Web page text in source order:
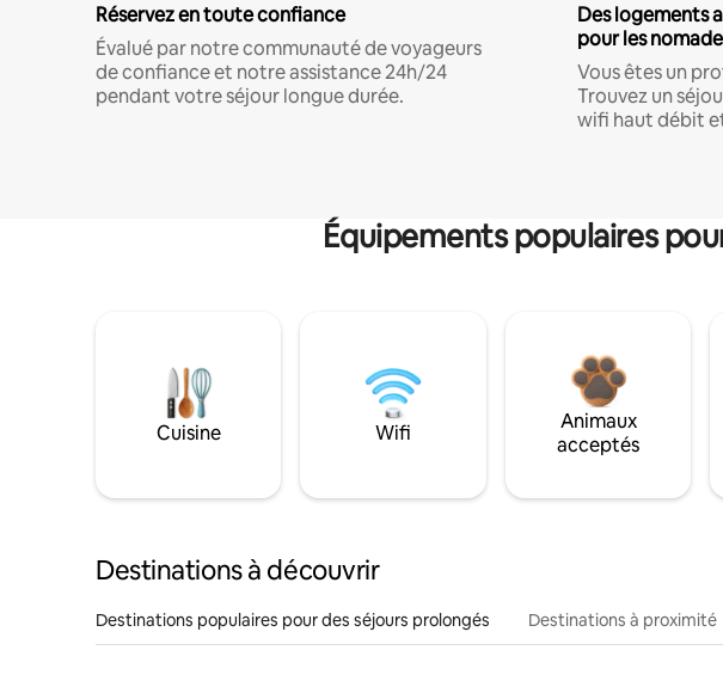
Réservez en toute confiance
Évalué par notre communauté de voyageurs
de confiance et notre assistance 24h/24
pendant votre séjour longue durée.
Des logements
pour les
Vous êtes un
Trouvez un
wifi haut débit
Équipements populaires
Cuisine Wifi
Animaux
acceptés
Destinations à découvrir
Destinations populaires pour des séjours prolongés Destinations à proximité